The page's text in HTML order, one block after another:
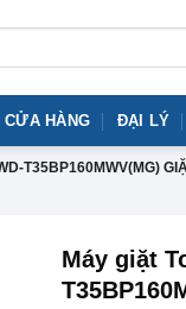
CỬA HÀNG ĐẠI LÝ
T35BP160MWV(MG)
Máy giặt